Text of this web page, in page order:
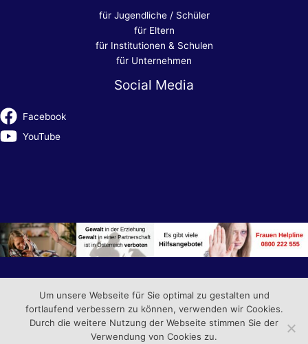
für Jugendliche / Schüler
für Eltern
für Institutionen & Schulen
für Unternehmen
Social Media
Facebook
YouTube
Copyright © 2026 die chance Agentur gemeinnützige GmbH |
Datenschutzerklärung
Impressum
Um unsere Webseite für Sie optimal zu gestalten und
fortlaufend verbessern zu können, verwenden wir Cookies.
Durch die weitere Nutzung der Webseite stimmen Sie der
Verwendung von Cookies zu.